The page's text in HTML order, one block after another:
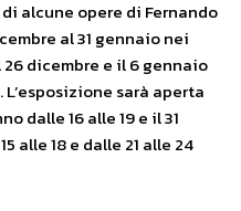
di alcune opere di Fernando
al 31 gennaio nei
dicembre e il 6 gennaio
L’esposizione sarà aperta
dalle 16 alle 19 e il 31
alle 18 e dalle 21 alle 24